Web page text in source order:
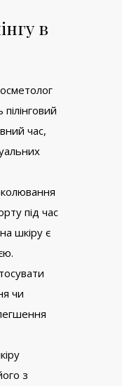
в
час,
під час
шкіру є
чи
з